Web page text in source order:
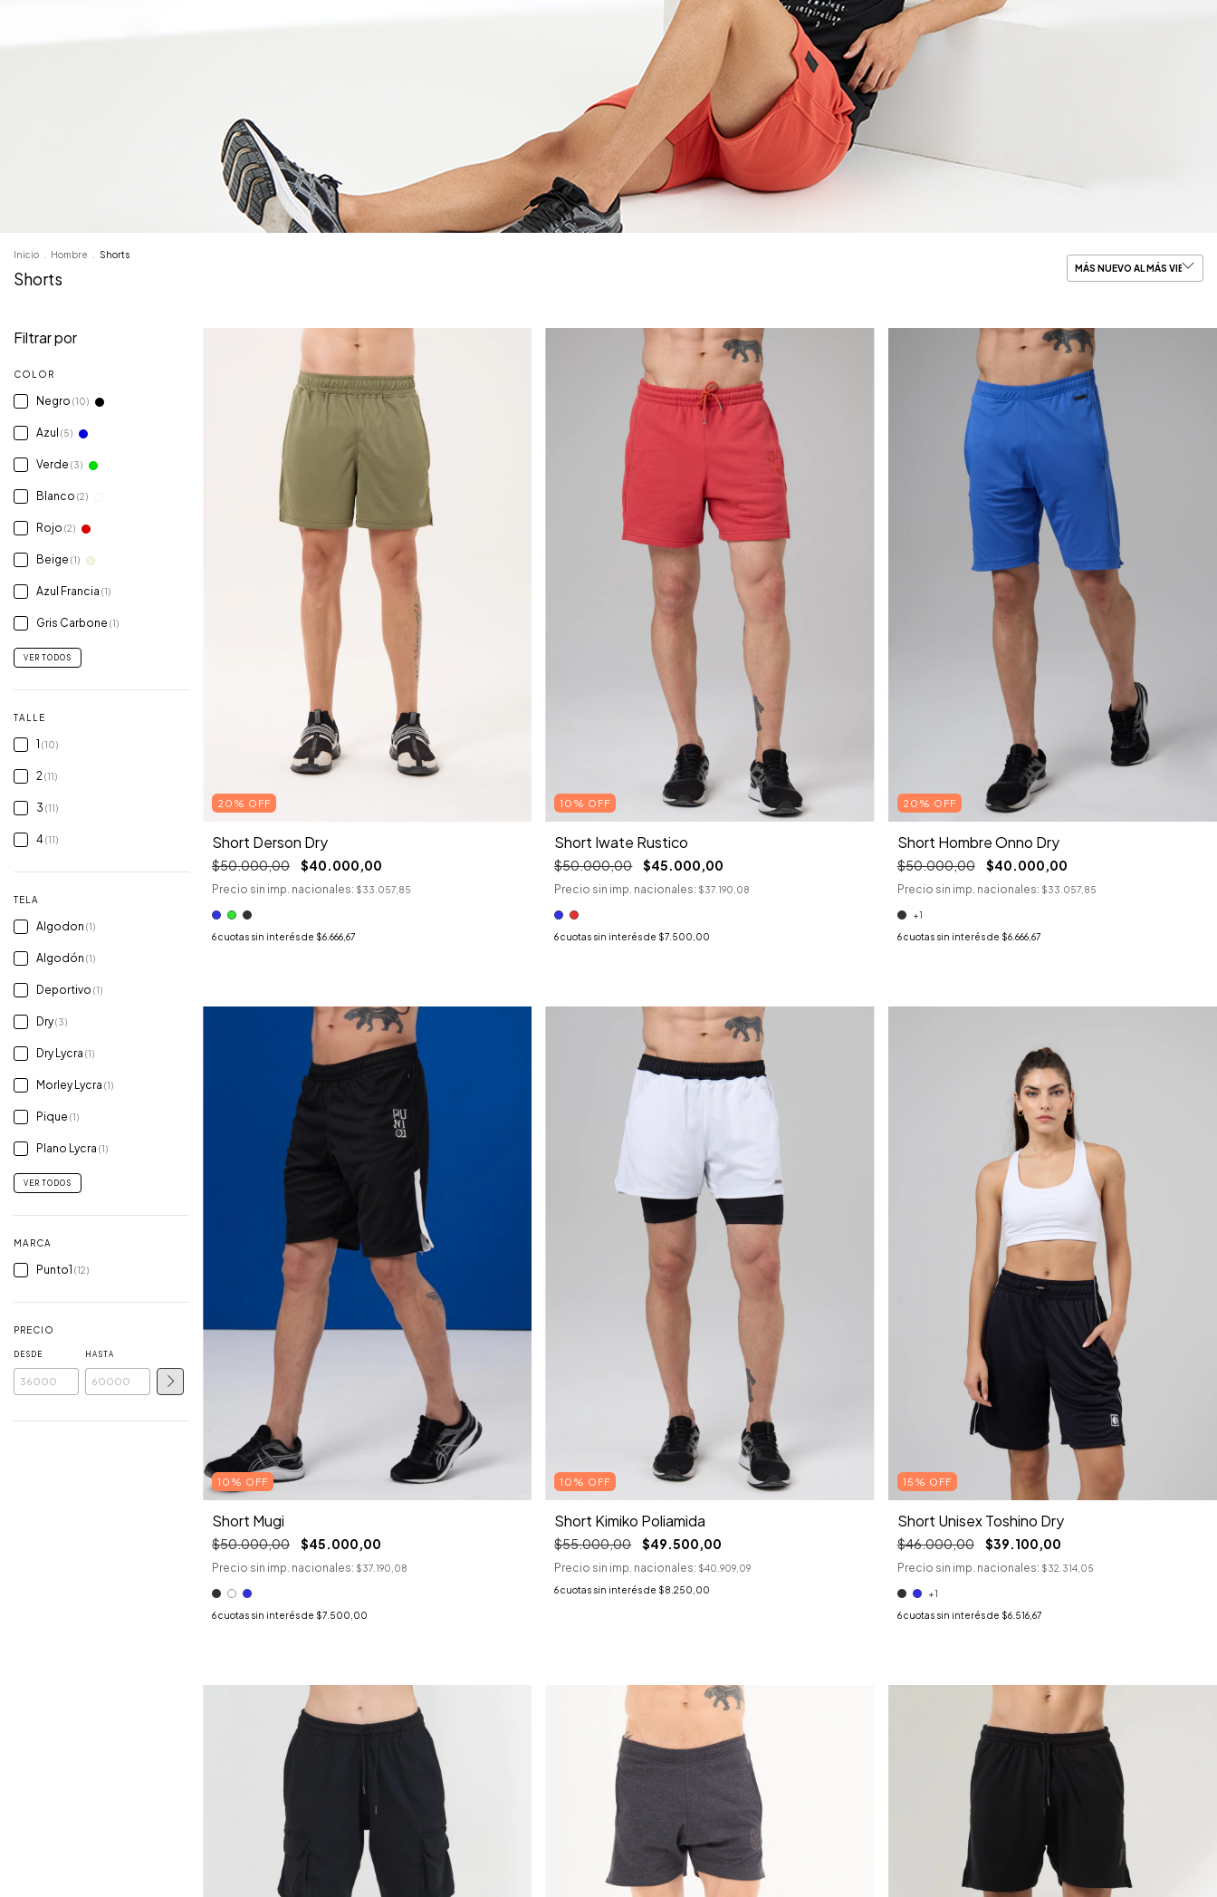
Inicio Hombre Shorts
Shorts
Filtrar por
COLOR
Negro (10)
Azul (5)
Verde (3)
Blanco (2)
Rojo (2)
Beige (1)
Azul Francia (1)
Gris Carbone (1)
VER TODOS
TALLE
1 (10)
2(11)
3 (11)
4 (11)
TELA
Algodon (1)
Algodón (1)
Deportivo (1)
Dry(3)
Dry Lycra (1)
Morley Lycra (1)
Pique (1)
Plano Lycra (1)
VER TODOS
MARCA
Punto1 (12)
PRECIO
DESDE HASTA
20% OFF
Short Derson Dry
$50.000,00 $40.000,00
Precio sin imp. nacionales: $33.057,85
6cuotas sin interés de $6.666,67
10% OFF
Short Iwate Rustico
$50.000,00 $45.000,00
Precio sin imp. nacionales: $37.190,08
6cuotas sin interés de $7.500,00
20% OFF
Short Hombre Onno Dry
$50.000,00 $40.000,00
Precio sin imp. nacionales: $33.057,85
+1
6cuotas sin interés de $6.666,67
10% OFF
Short Mugi
$50.000,00 $45.000,00
Precio sin imp. nacionales: $37.190,08
6cuotas sin interés de $7.500,00
10% OFF
Short Kimiko Poliamida
$55.000,00 $49.500,00
Precio sin imp. nacionales: $40.909,09
6cuotas sin interés de $8.250,00
15% OFF
Short Unisex Toshino Dry
$46.000,00 $39.100,00
Precio sin imp. nacionales: $32.314,05
+1
6cuotas sin interés de $6.516,67